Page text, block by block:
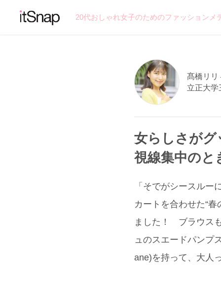
20代おしゃれ女子のためのファッション
髙橋リリ
立正大学
女らしさが
視線集中の
「そでがシースル
カートを合わせた“
ました！ ブラウス
ュのスエードパンプ
ane)を持って、大人